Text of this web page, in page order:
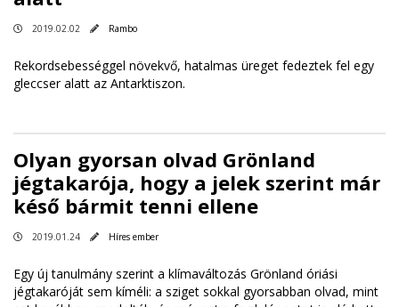
2019.02.02 Rambo
Rekordsebességgel növekvő, hatalmas üreget fedeztek fel egy
gleccser alatt az Antarktiszon.
Olyan gyorsan olvad Grönland
jégtakarója, hogy a jelek szerint már
késő bármit tenni ellene
2019.01.24 Híres ember
Egy új tanulmány szerint a klímaváltozás Grönland óriási
jégtakaróját sem kíméli: a sziget sokkal gyorsabban olvad, mint